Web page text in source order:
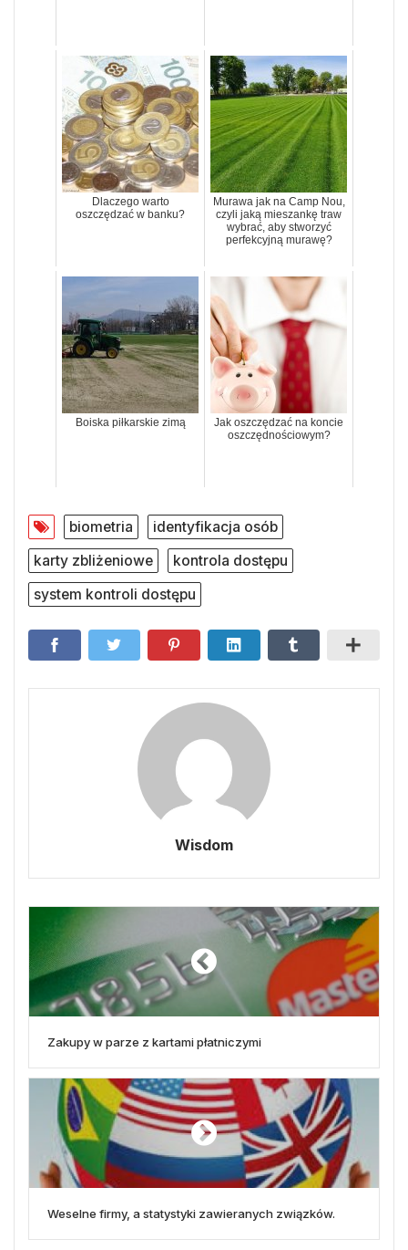
Dlaczego warto
oszczędzać w banku?
Murawa jak na Camp Nou,
czyli jaką mieszankę traw
wybrać, aby stworzyć
perfekcyjną murawę?
Boiska piłkarskie zimą
Jak oszczędzać na koncie
oszczędnościowym?
biometria
identyfikacja osób
karty zbliżeniowe
kontrola dostępu
system kontroli dostępu
Wisdom
Zakupy w parze z kartami płatniczymi
Weselne firmy, a statystyki zawieranych związków.